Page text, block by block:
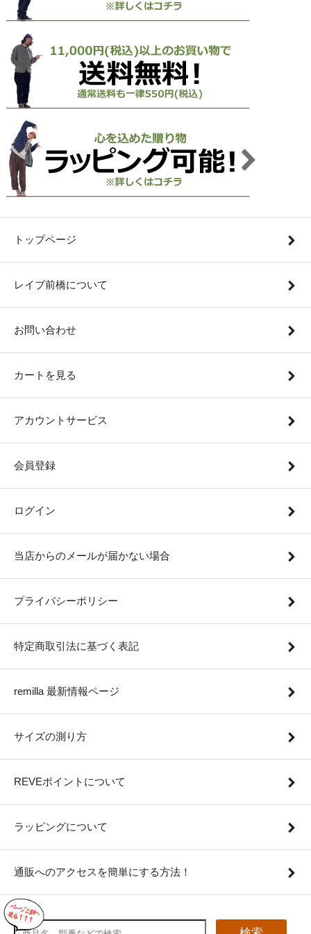
トップページ
レイブ前橋について
お問い合わせ
カートを見る
アカウントサービス
会員登録
ログイン
当店からのメールが届かない場合
プライバシーポリシー
特定商取引法に基づく表記
remilla 最新情報ページ
サイズの測り方
REVEポイントについて
ラッピングについて
通販へのアクセスを簡単にする方法！